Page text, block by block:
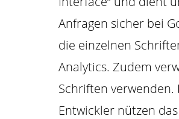
Anfragen sicher bei
die einzelnen
Analytics. Zudem
Schriften
Entwickler nützen